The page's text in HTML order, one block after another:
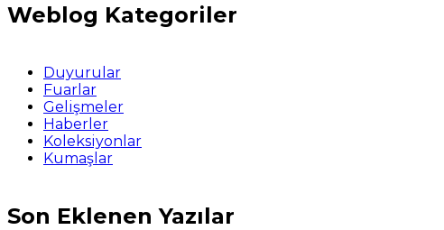
Weblog Kategoriler
Duyurular
Fuarlar
Gelişmeler
Haberler
Koleksiyonlar
Kumaşlar
Son Eklenen Yazılar